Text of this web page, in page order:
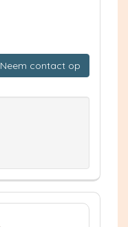
Neem contact op